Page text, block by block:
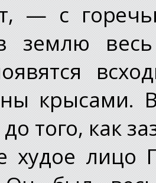
— с
землю
крысами.
того, как
худое лицо